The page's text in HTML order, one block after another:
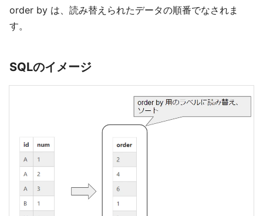
order by は、読み替えられたデータの順番でなされま
す。
SQLのイメージ